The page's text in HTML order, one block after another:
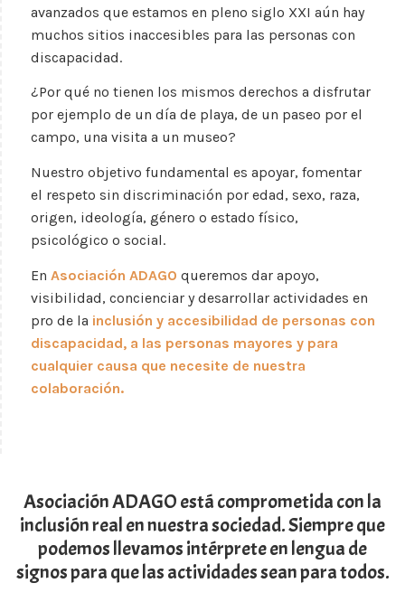
avanzados que estamos en pleno siglo XXI aún hay
muchos sitios inaccesibles para las personas con
discapacidad.
¿Por qué no tienen los mismos derechos a disfrutar
por ejemplo de un día de playa, de un paseo por el
campo, una visita a un museo?
Nuestro objetivo fundamental es apoyar, fomentar
el respeto sin discriminación por edad, sexo, raza,
origen, ideología, género o estado físico,
psicológico o social.
En Asociación ADAGO queremos dar apoyo,
visibilidad, concienciar y desarrollar actividades en
pro de la inclusión y accesibilidad de personas con
discapacidad, a las personas mayores y para
cualquier causa que necesite de nuestra
colaboración.
Asociación ADAGO está comprometida con la
inclusión real en nuestra sociedad. Siempre que
podemos llevamos intérprete en lengua de
signos para que las actividades sean para todos.